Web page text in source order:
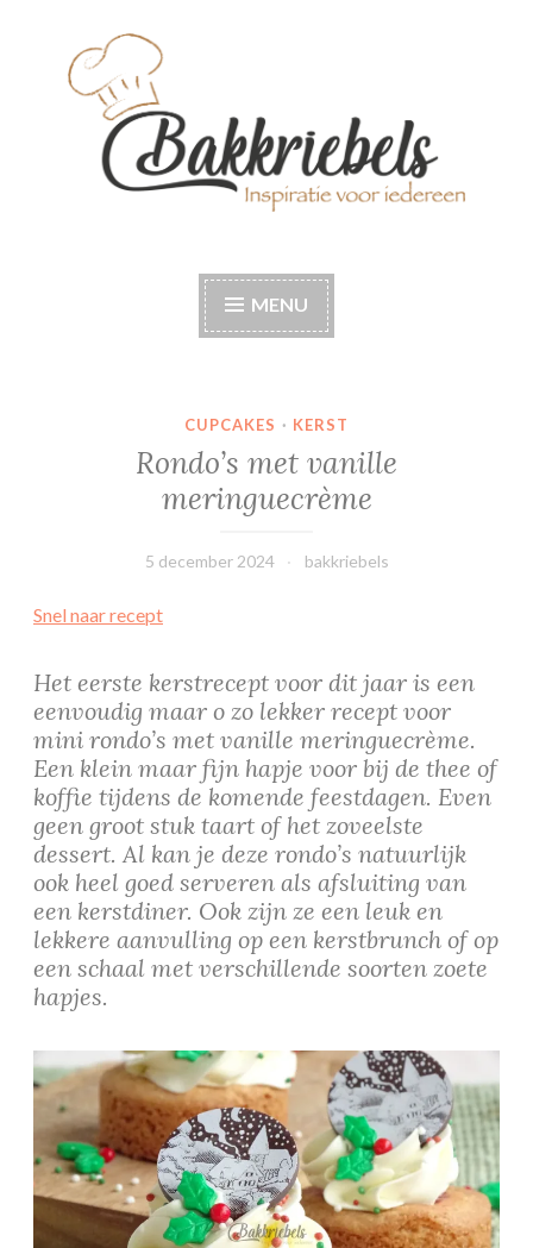
Bakkriebels
MENU
CUPCAKES · KERST
Rondo’s met vanille
meringuecrème
5 december 2024 bakkriebels
Snel naar recept
Het eerste kerstrecept voor dit jaar is een
eenvoudig maar o zo lekker recept voor
mini rondo’s met vanille meringuecrème.
Een klein maar fijn hapje voor bij de thee of
koffie tijdens de komende feestdagen. Even
geen groot stuk taart of het zoveelste
dessert. Al kan je deze rondo’s natuurlijk
ook heel goed serveren als afsluiting van
een kerstdiner. Ook zijn ze een leuk en
lekkere aanvulling op een kerstbrunch of op
een schaal met verschillende soorten zoete
hapjes.